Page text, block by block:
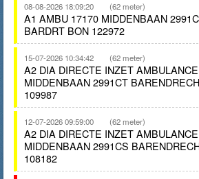
08-08-2026 18:09:20 (62 meter)
A1 AMBU 17170 MIDDENBAAN
BARDRT BON 122972
15-07-2026 10:34:42 (62 meter)
A2 DIA DIRECTE INZET
MIDDENBAAN 2991CT
109987
12-07-2026 09:59:00 (62 meter)
A2 DIA DIRECTE INZET
MIDDENBAAN 2991CS
108182